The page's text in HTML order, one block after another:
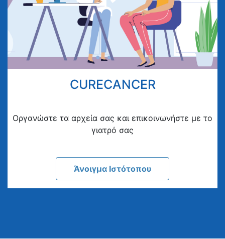
CURECANCER
Οργανώστε τα αρχεία σας και επικοινωνήστε με το
γιατρό σας
Άνοιγμα Ιστότοπου